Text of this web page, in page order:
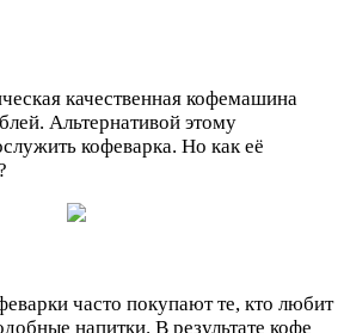
качественная кофемашина
Альтернативой этому
кофеварка. Но как её
часто покупают те, кто любит
напитки. В результате кофе